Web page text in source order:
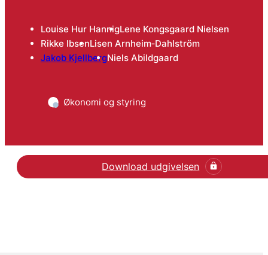
Louise Hur HannigLene Kongsgaard Nielsen
Rikke IbsenLisen Arnheim‐Dahlström
Jakob KjellbergNiels Abildgaard
Økonomi og styring
Download udgivelsen